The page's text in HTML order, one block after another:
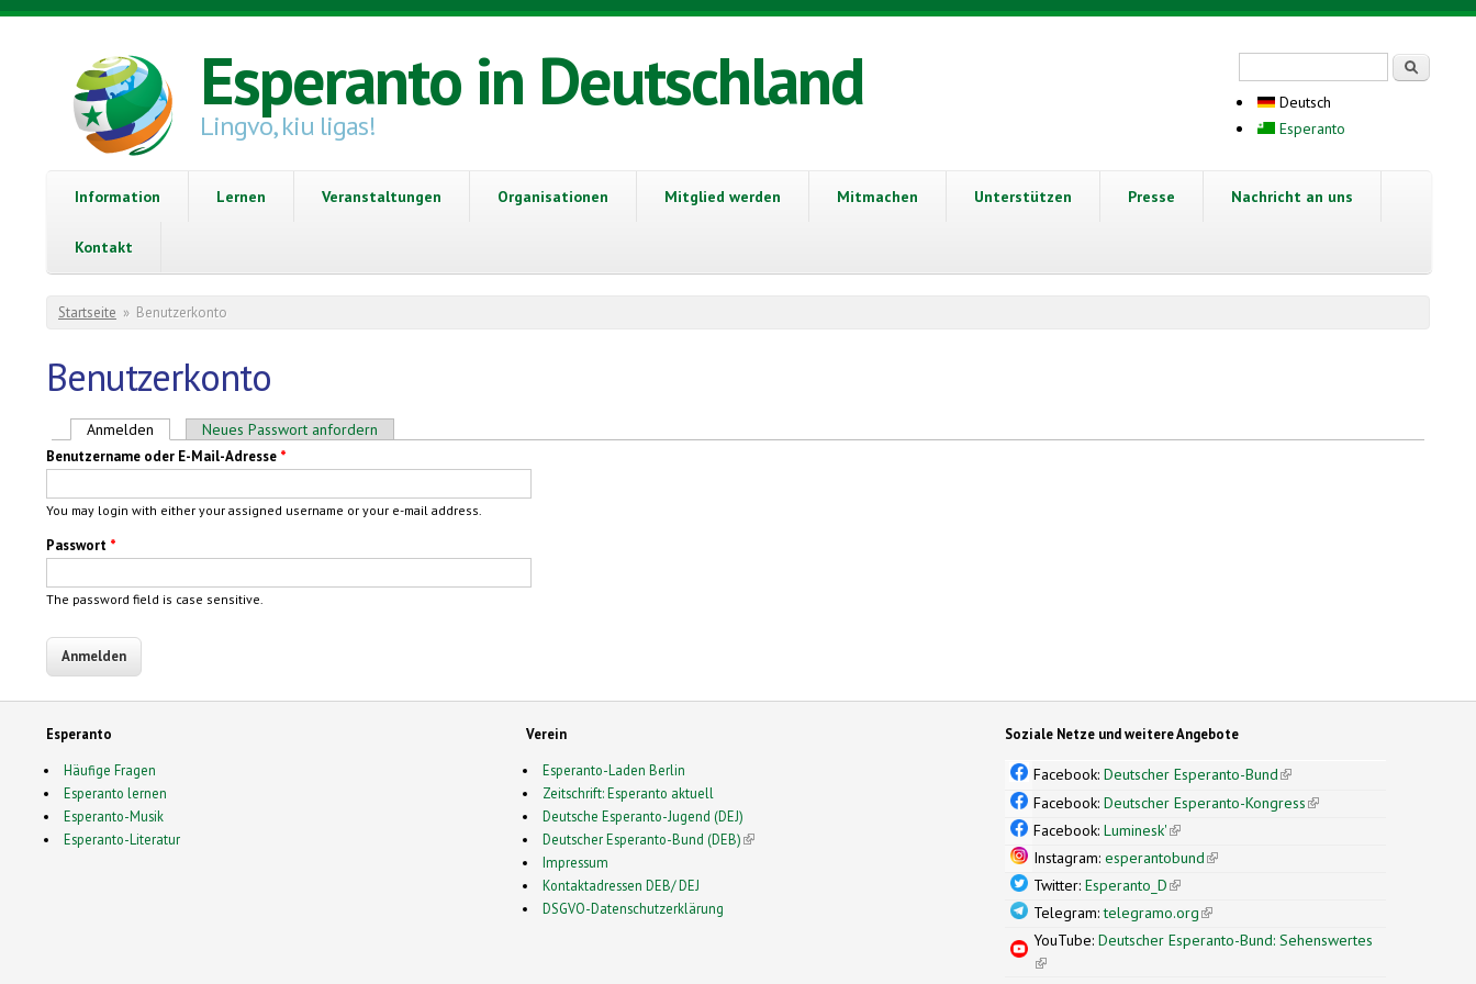
Direkt zum Inhalt
Esperanto in Deutschland
Lingvo, kiu ligas!
Deutsch
Esperanto
Information Lernen Veranstaltungen Organisationen Mitglied werden Mitmachen Unterstützen Presse Nachricht an uns
Kontakt
Sie sind hier
Startseite » Benutzerkonto
Benutzerkonto
Haupt-Reiter
Anmelden (aktiver Reiter)
Neues Passwort anfordern
Benutzername oder E-Mail-Adresse *
You may login with either your assigned username or your e-mail address.
Passwort *
The password field is case sensitive.
Esperanto
Häufige Fragen
Esperanto lernen
Esperanto-Musik
Esperanto-Literatur
Verein
Esperanto-Laden Berlin
Zeitschrift: Esperanto aktuell
Deutsche Esperanto-Jugend (DEJ)
Deutscher Esperanto-Bund (DEB)(link is external)
Impressum
Kontaktadressen DEB/ DEJ
DSGVO-Datenschutzerklärung
Soziale Netze und weitere Angebote
Facebook:Deutscher Esperanto-Bund(link is external)
Facebook:Deutscher Esperanto-Kongress(link is external)
Facebook:Luminesk'(link is external)
Instagram:esperantobund(link is external)
Twitter:Esperanto_D(link is external)
Telegram:telegramo.org(link is external)
YouTube:Deutscher Esperanto-Bund: Sehenswertes
(link is external)